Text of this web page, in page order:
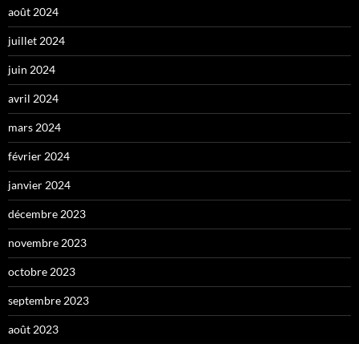
août 2024
juillet 2024
juin 2024
avril 2024
mars 2024
février 2024
janvier 2024
décembre 2023
novembre 2023
octobre 2023
septembre 2023
août 2023